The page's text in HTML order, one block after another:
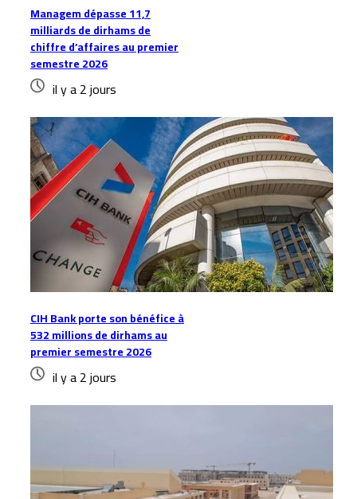
Managem dépasse 11,7
milliards de dirhams de
chiffre d’affaires au premier
semestre 2026
il y a 2 jours
CIH Bank porte son bénéfice à
532 millions de dirhams au
premier semestre 2026
il y a 2 jours